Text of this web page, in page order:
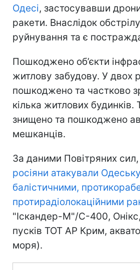
Одесі, застосувавши
ракети. Внаслідок
руйнування та є
Пошкоджено об’єкти
житлову забудову. У двох
пошкоджено та частково
кілька житлових
знищено та пошкоджено
мешканців.
За даними Повітряних сил,
росіяни атакували
балістичними,
протирадіолокаційними
"Іскандер-М"/С-400,
пусків ТОТ АР Крим,
моря).